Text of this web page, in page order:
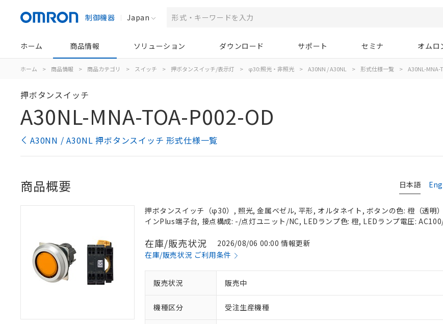
制御機器 Japan
ホーム 商品情報 ソリューション ダウンロード サポート セミナ オムロ
ホーム > 商品情報 > 商品カテゴリ > スイッチ > 押ボタンスイッチ/表示灯 > φ30:照光・非照光 > A30NN / A30NL > 形式仕様一覧 > A30NL-MNA-
押ボタンスイッチ
A30NL-MNA-TOA-P002-OD
A30NN / A30NL 押ボタンスイッチ 形式仕様一覧
日本語
商品概要
押ボタンスイッチ（φ30）, 照光, 金属ベゼル, 平形, オルタネイト, ボタンの色: 橙（透明
インPlus端子台, 接点構成: -/点灯ユニット/NC, LEDランプ色: 橙, LEDランプ電圧:
在庫/販売状況
2026/08/06 00:00 情報更新
在庫/販売状況 ご利用条件
販売状況 販売中
機種区分 受注生産機種